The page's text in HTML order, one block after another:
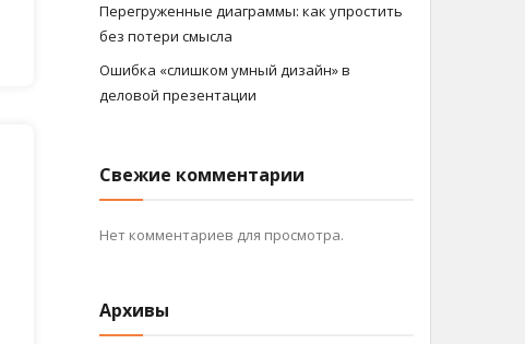
Перегруженные диаграммы: как упростить
без потери смысла
Ошибка «слишком умный дизайн» в
деловой презентации
Свежие комментарии
Нет комментариев для просмотра.
Архивы